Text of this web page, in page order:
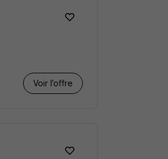
Voir l’offre